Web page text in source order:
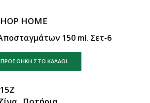
HOME
150 ml. Σετ-6
ΠΡΟΣΘΉΚΗ ΣΤΟ ΚΑΛΆΘΙ